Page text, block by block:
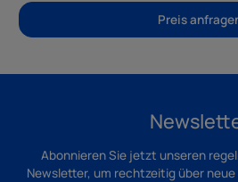
Preis
Abonnieren Sie jetzt unseren
Newsletter, um rechtzeitig über